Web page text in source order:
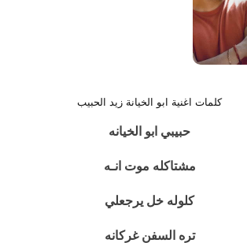
كلمات اغنية ابو الخيانة زيد الحبيب
حبيبي ابو الخيانه
مشتاكله موت انـه
كلوله خل يرجعلي
تره السفن غركانه